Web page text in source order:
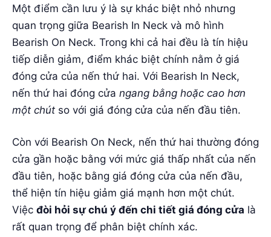
Một điểm cần lưu ý là sự khác biệt nhỏ nhưng
quan trọng giữa Bearish In Neck và mô hình
Bearish On Neck. Trong khi cả hai đều là tín hiệu
tiếp diễn giảm, điểm khác biệt chính nằm ở giá
đóng cửa của nến thứ hai. Với Bearish In Neck,
nến thứ hai đóng cửa ngang bằng hoặc cao hơn
một chút so với giá đóng cửa của nến đầu tiên.
Còn với Bearish On Neck, nến thứ hai thường đóng
cửa gần hoặc bằng với mức giá thấp nhất của nến
đầu tiên, hoặc bằng giá đóng cửa của nến đầu,
thể hiện tín hiệu giảm giá mạnh hơn một chút.
Việc đòi hỏi sự chú ý đến chi tiết giá đóng cửa là
rất quan trọng để phân biệt chính xác.